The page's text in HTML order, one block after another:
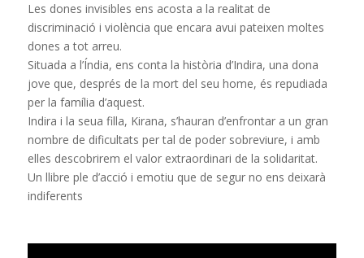
Les dones invisibles ens acosta a la realitat de
discriminació i violència que encara avui pateixen moltes
dones a tot arreu.
Situada a l’Índia, ens conta la història d’Indira, una dona
jove que, després de la mort del seu home, és repudiada
per la família d’aquest.
Indira i la seua filla, Kirana, s’hauran d’enfrontar a un gran
nombre de dificultats per tal de poder sobreviure, i amb
elles descobrirem el valor extraordinari de la solidaritat.
Un llibre ple d’acció i emotiu que de segur no ens deixarà
indiferents